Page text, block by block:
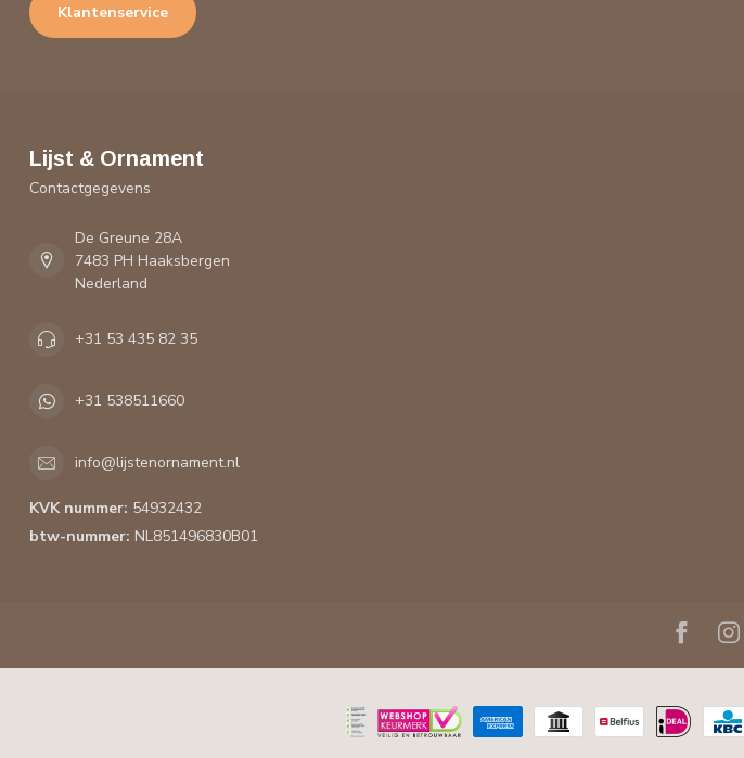
Klantenservice
Lijst & Ornament
Contactgegevens
De Greune 28A
7483 PH Haaksbergen
Nederland
+31 53 435 82 35
+31 538511660
info@lijstenornament.nl
KVK nummer: 54932432
btw-nummer: NL851496830B01